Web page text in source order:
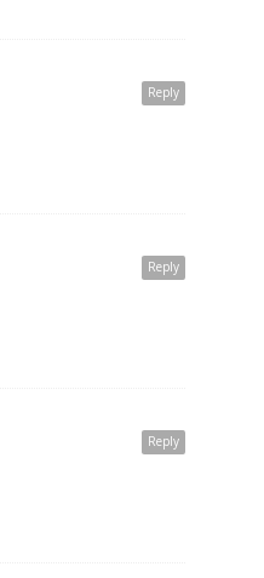
Reply
Reply
Reply